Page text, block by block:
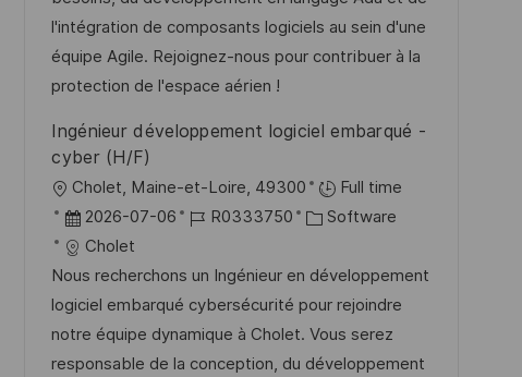
l
i
c
h
u
n
g
e
r
V
r
ö
f
e
t
r
i
l'intégration de composants logiciels au sein d'une
équipe Agile. Rejoignez-nous pour contribuer à la
protection de l'espace aérien !
Ingénieur développement logiciel embarqué -
cyber (H/F)
O
r
t
Cholet, Maine-et-Loire, 49300
Full time
D
a
t
u
m
d
2026-07-06
J
b
-
I
D
R0333750
K
t
e
g
o
Software
Cholet
Nous recherchons un Ingénieur en développement
logiciel embarqué cybersécurité pour rejoindre
notre équipe dynamique à Cholet. Vous serez
responsable de la conception, du développement